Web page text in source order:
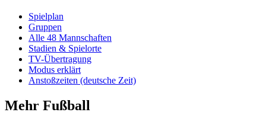
Spielplan
Gruppen
Alle 48 Mannschaften
Stadien & Spielorte
TV-Übertragung
Modus erklärt
Anstoßzeiten (deutsche Zeit)
Mehr Fußball